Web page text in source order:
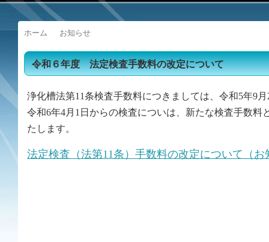
ホーム お知らせ
令和６年度 法定検査手数料の改定について
浄化槽法第11条検査手数料につきましては、令和5年9
令和6年4月1日からの検査についは、新たな検査手数
たします。
法定検査（法第11条）手数料の改定について（お